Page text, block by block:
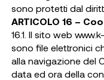
sono protetti dal
ARTICOLO 16 –
16.1. Il sito web
sono file elettronici
alla navigazione del
data ed ora della